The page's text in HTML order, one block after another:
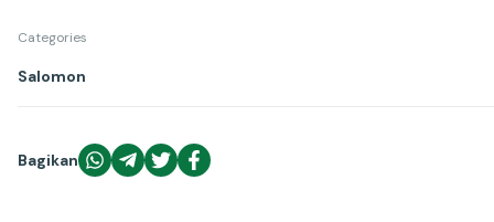
Categories
Salomon
Bagikan